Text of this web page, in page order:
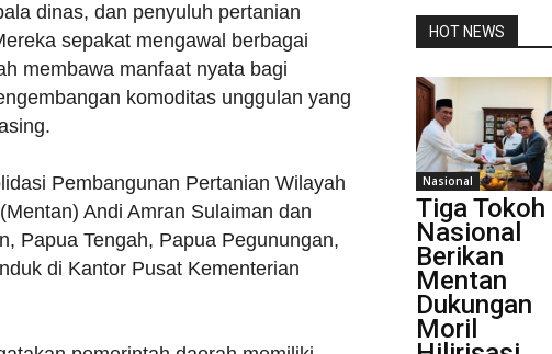
dinas, dan penyuluh pertanian
sepakat mengawal berbagai
membawa manfaat nyata bagi
komoditas unggulan yang
Pembangunan Pertanian Wilayah
Andi Amran Sulaiman dan
Papua Tengah, Papua Pegunungan,
di Kantor Pusat Kementerian
HOT NEWS
Nasional
Tiga Tokoh
Nasional
Berikan
Mentan
Dukungan
Moril